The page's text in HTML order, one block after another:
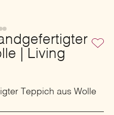
| Living
Teppich aus Wolle